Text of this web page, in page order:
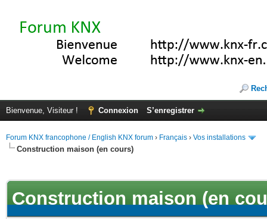
Bienvenue, Visiteur ! Connexion S’enregistrer
Forum KNX francophone / English KNX forum › Français › Vos installations
Construction maison (en cours)
Construction maison (en